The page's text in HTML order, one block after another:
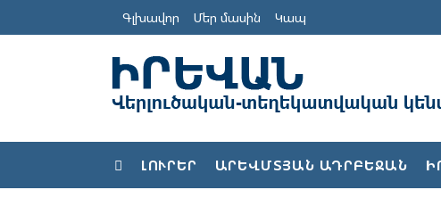
Գլխավոր Մեր մասին Կապ
ԼՈՒՐԵՐ ԱՐԵՎՄՏՅԱՆ ԱԴՐԲԵՋԱՆ